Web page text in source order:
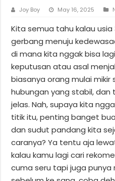
Joy Boy May 16, 2025
Kita semua tahu kalau
gerbang menuju
di mana kita nggak bisa
keputusan atau asal
biasanya orang mulai
hubungan yang stabil, dan
jelas. Nah, supaya kita
titik itu, penting banget
dan sudut pandang kita
caranya? Ya tentu aja
kalau kamu lagi cari
cuma seru tapi juga punya